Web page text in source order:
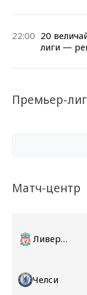
22:00 20
лиги —
Премьер-
Матч-центр
Ливерпуль
Челси